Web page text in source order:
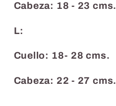
Cabeza: 18 - 23 cms.
L:
Cuello: 18- 28 cms.
Cabeza: 22 - 27 cms.